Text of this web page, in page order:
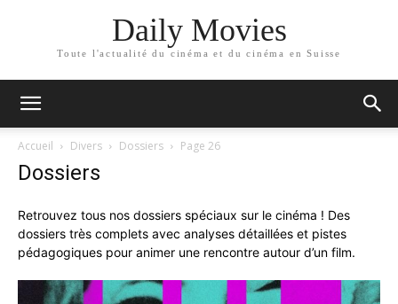
Daily Movies
Toute l'actualité du cinéma et du cinéma en Suisse
Accueil Divers Dossiers Page 26
Dossiers
Retrouvez tous nos dossiers spéciaux sur le cinéma ! Des
dossiers très complets avec analyses détaillées et pistes
pédagogiques pour animer une rencontre autour d’un film.